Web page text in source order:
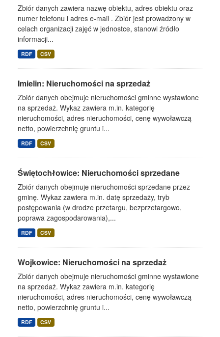
Zbiór danych zawiera nazwę obiektu, adres obiektu oraz
numer telefonu i adres e-mail . Zbiór jest prowadzony w
celach organizacji zajęć w jednostce, stanowi źródło
informacji...
RDF CSV
Imielin: Nieruchomości na sprzedaż
Zbiór danych obejmuje nieruchomości gminne wystawione
na sprzedaż. Wykaz zawiera m.in. kategorię
nieruchomości, adres nieruchomości, cenę wywoławczą
netto, powierzchnię gruntu i...
RDF CSV
Świętochłowice: Nieruchomości sprzedane
Zbiór danych obejmuje nieruchomości sprzedane przez
gminę. Wykaz zawiera m.in. datę sprzedaży, tryb
postępowania (w drodze przetargu, bezprzetargowo,
poprawa zagospodarowania),...
RDF CSV
Wojkowice: Nieruchomości na sprzedaż
Zbiór danych obejmuje nieruchomości gminne wystawione
na sprzedaż. Wykaz zawiera m.in. kategorię
nieruchomości, adres nieruchomości, cenę wywoławczą
netto, powierzchnię gruntu i...
RDF CSV